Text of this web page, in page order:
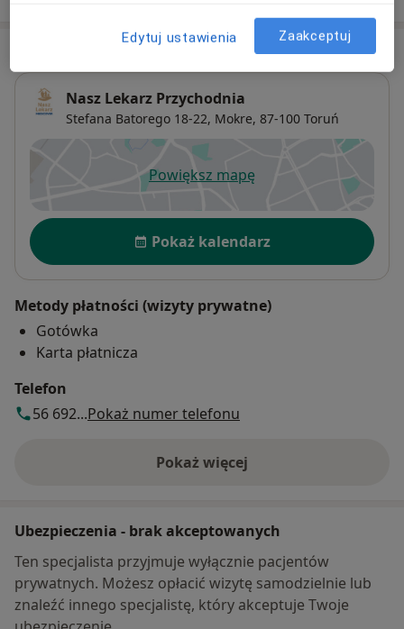
Nasz Lekarz Przychodnia
Stefana Batorego 18-22, Mokre, 87-100 Toruń
Powiększ mapęotwiera się w nowej karcie
Dostępność
Pokaż kalendarz
Metody płatności (wizyty prywatne)
Gotówka
Karta płatnicza
Telefon
56 692...Pokaż numer telefonu
Pokaż więcej
o adresie
Ubezpieczenia - brak akceptowanych
Ten specjalista przyjmuje wyłącznie pacjentów
prywatnych. Możesz opłacić wizytę samodzielnie lub
znaleźć innego specjalistę, który akceptuje Twoje
Edytuj ustawienia Zaakceptuj